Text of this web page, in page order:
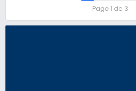
Page 1 de 3